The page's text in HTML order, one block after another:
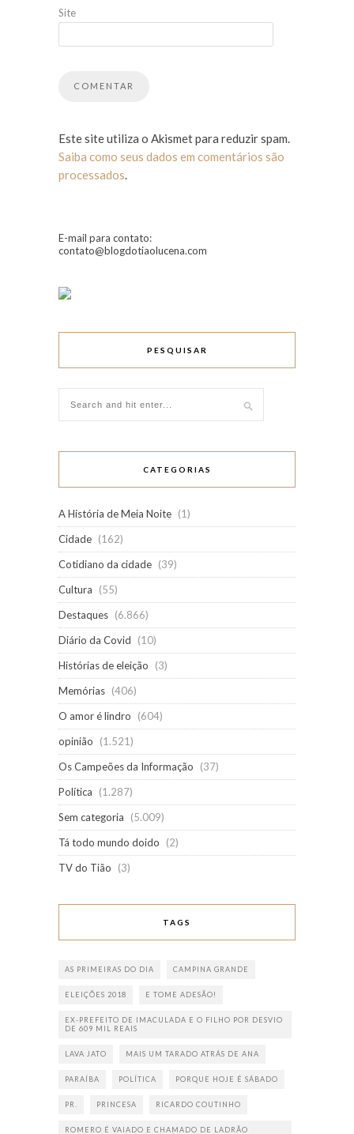
Site
Este site utiliza o Akismet para reduzir spam.
Saiba como seus dados em comentários são
processados.
E-mail para contato:
contato@blogdotiaolucena.com
PESQUISAR
CATEGORIAS
A História de Meia Noite (1)
Cidade (162)
Cotidiano da cidade (39)
Cultura
(55)
Destaques (6.866)
Diário da Covid
(10)
Histórias de eleição
(3)
Memórias (406)
O amor é lindro
(604)
opinião
(1.521)
Os Campeões da Informação
(37)
Política
(1.287)
Sem categoria
(5.009)
Tá todo mundo doido
(2)
TV do Tião
(3)
TAGS
AS PRIMEIRAS DO DIA CAMPINA GRANDE
ELEIÇÕES 2018 E TOME ADESÃO!
EX-PREFEITO DE IMACULADA E O FILHO POR DESVIO
DE 609 MIL REAIS
LAVA JATO MAIS UM TARADO ATRÁS DE ANA
PARAÍBA POLÍTICA PORQUE HOJE É SÁBADO
PR. PRINCESA RICARDO COUTINHO
ROMERO É VAIADO E CHAMADO DE LADRÃO